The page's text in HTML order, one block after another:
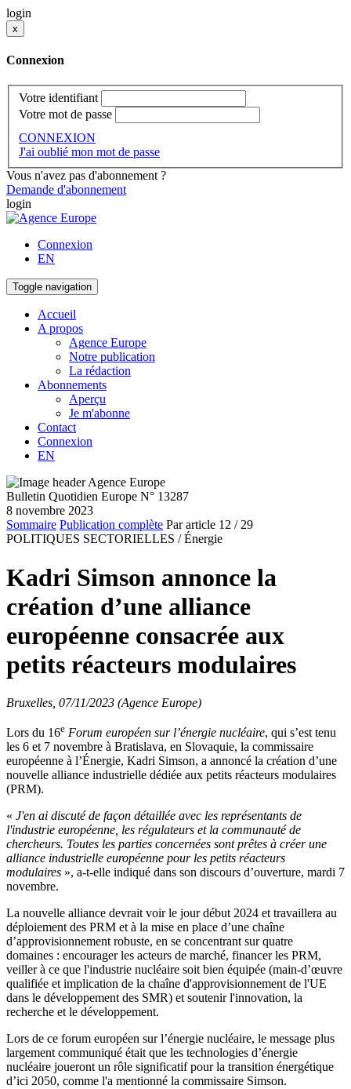
login
x
Connexion
Votre identifiant
Votre mot de passe
CONNEXION
J'ai oublié mon mot de passe
Vous n'avez pas d'abonnement ?
Demande d'abonnement
login
Connexion
EN
Toggle navigation
Accueil
A propos
Agence Europe
Notre publication
La rédaction
Abonnements
Aperçu
Je m'abonne
Contact
Connexion
EN
Bulletin Quotidien Europe N° 13287
8 novembre 2023
Sommaire Publication complète Par article 12 / 29
POLITIQUES SECTORIELLES / Énergie
Kadri Simson annonce la
création d’une alliance
européenne consacrée aux
petits réacteurs modulaires
Bruxelles, 07/11/2023 (Agence Europe)
Lors du 16e Forum européen sur l’énergie nucléaire, qui s’est tenu
les 6 et 7 novembre à Bratislava, en Slovaquie, la commissaire
européenne à l’Énergie, Kadri Simson, a annoncé la création d’une
nouvelle alliance industrielle dédiée aux petits réacteurs modulaires
(PRM).
« J'en ai discuté de façon détaillée avec les représentants de
l'industrie européenne, les régulateurs et la communauté de
chercheurs. Toutes les parties concernées sont prêtes à créer une
alliance industrielle européenne pour les petits réacteurs
modulaires », a-t-elle indiqué dans son discours d’ouverture, mardi 7
novembre.
La nouvelle alliance devrait voir le jour début 2024 et travaillera au
déploiement des PRM et à la mise en place d’une chaîne
d’approvisionnement robuste, en se concentrant sur quatre
domaines : encourager les acteurs de marché, financer les PRM,
veiller à ce que l'industrie nucléaire soit bien équipée (main-d’œuvre
qualifiée et implication de la chaîne d'approvisionnement de l'UE
dans le développement des SMR) et soutenir l'innovation, la
recherche et le développement.
Lors de ce forum européen sur l’énergie nucléaire, le message plus
largement communiqué était que les technologies d’énergie
nucléaire joueront un rôle significatif pour la transition énergétique
d’ici 2050, comme l'a mentionné la commissaire Simson.